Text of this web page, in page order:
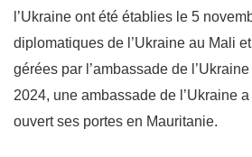
l’Ukraine ont été établies le 5
diplomatiques de l’Ukraine au Mali
gérées par l’ambassade de
2024, une ambassade de l’Ukraine
ouvert ses portes en Mauritanie.